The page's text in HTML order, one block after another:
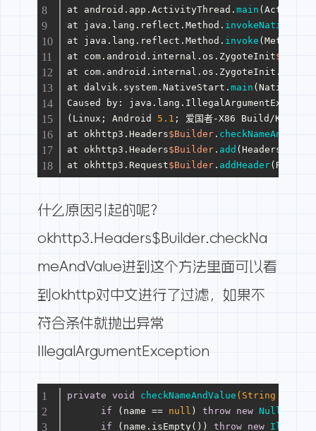
at android.app.ActivityThread.main
at java.lang.reflect.Method. invokeNative
at java.lang.reflect.Method. invoke (Method.
at com.android.internal.os.ZygoteInit
at com.android.internal.os.ZygoteInit.
at dalvik.system.NativeStart.main (Native
Caused by:
(Linux; Android 5.1 ; 爱国者-X86 Build/
at okhttp3.Headers$Builder . checkNameAndValue
at okhttp3.Headers$Builder . add (Headers.
at okhttp3.Request$Builder . addHeader
什么原因引起的呢？
okhttp3.Headers$Builder.checkNa
meAndValue进到这个方法里面可以看
到okhttp对中文进行了过滤，如果不
符合条件就抛出异常
IllegalArgumentException
private void checkNameAndValue (String
if (name == null ) throw new
if (name.isEmpty()) throw new